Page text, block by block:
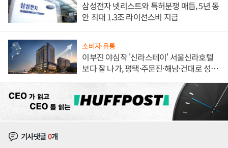
삼성전자 넷리스트와 특허분쟁 매듭, 5년 동
안 최대 1.3조 라이선스비 지급
소비자·유통
이부진 야심작 '신라스테이' 서울신라호텔
보다 잘 나가, 평택·주문진·해남·건대로 성
기사댓글0개